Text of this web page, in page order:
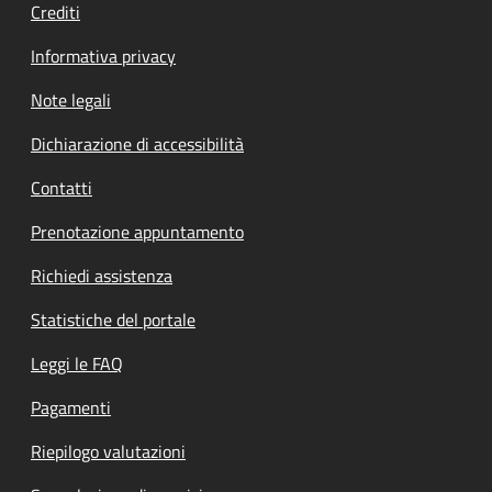
Crediti
Informativa privacy
Note legali
Dichiarazione di accessibilità
Contatti
Prenotazione appuntamento
Richiedi assistenza
Statistiche del portale
Leggi le FAQ
Pagamenti
Riepilogo valutazioni